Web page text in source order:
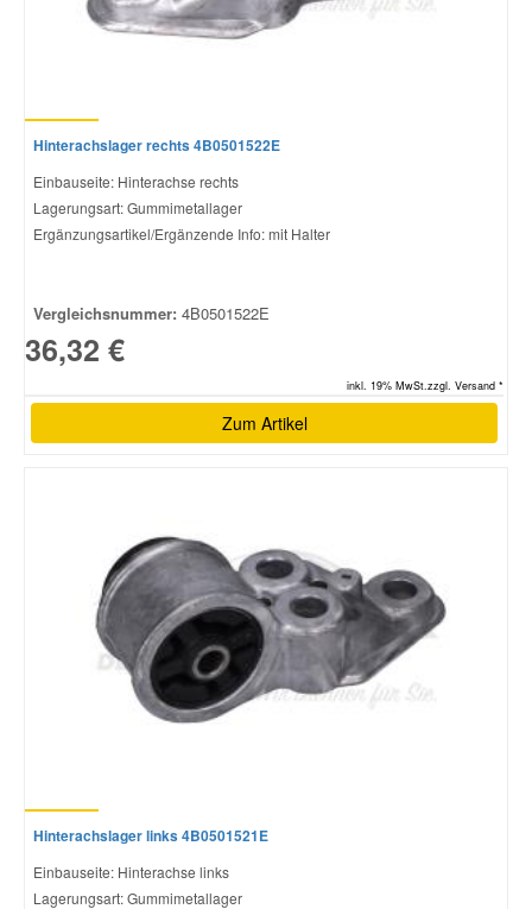
Hinterachslager rechts 4B0501522E
Einbauseite: Hinterachse rechts
Lagerungsart: Gummimetallager
Ergänzungsartikel/Ergänzende Info: mit Halter
Vergleichsnummer: 4B0501522E
36,32 €
inkl. 19% MwSt.zzgl. Versand *
Zum Artikel
Hinterachslager links 4B0501521E
Einbauseite: Hinterachse links
Lagerungsart: Gummimetallager